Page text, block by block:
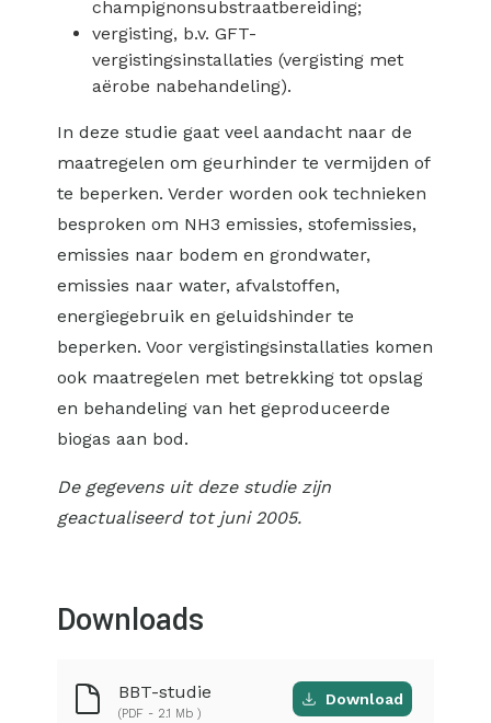
champignonsubstraatbereiding;
vergisting, b.v. GFT-
vergistingsinstallaties (vergisting met
aërobe nabehandeling).
In deze studie gaat veel aandacht naar de
maatregelen om geurhinder te vermijden of
te beperken. Verder worden ook technieken
besproken om NH3 emissies, stofemissies,
emissies naar bodem en grondwater,
emissies naar water, afvalstoffen,
energiegebruik en geluidshinder te
beperken. Voor vergistingsinstallaties komen
ook maatregelen met betrekking tot opslag
en behandeling van het geproduceerde
biogas aan bod.
De gegevens uit deze studie zijn
geactualiseerd tot juni 2005.
Downloads
BBT-studie
(PDF - 2.1 Mb )
Download